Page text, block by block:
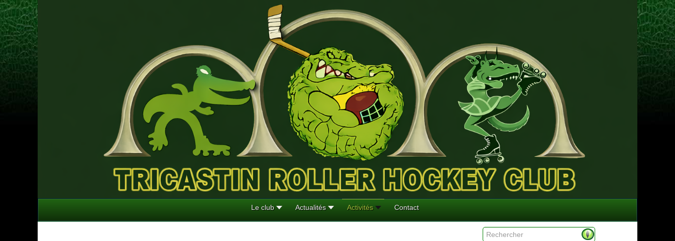
Le club Actualités Activités Contact
Rechercher